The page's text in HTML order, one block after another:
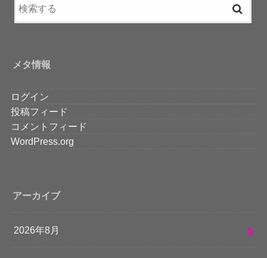
メタ情報
ログイン
投稿フィード
コメントフィード
WordPress.org
アーカイブ
2026年8月